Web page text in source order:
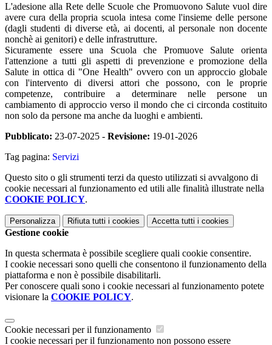
L'adesione alla Rete delle Scuole che Promuovono Salute vuol dire
avere cura della propria scuola intesa come l'insieme delle persone
(dagli studenti di diverse età, ai docenti, al personale non docente
nonchè ai genitori) e delle infrastrutture.
Sicuramente essere una Scuola che Promuove Salute orienta
l'attenzione a tutti gli aspetti di prevenzione e promozione della
Salute in ottica di "One Health" ovvero con un approccio globale
con l'intervento di diversi attori che possono, con le proprie
competenze, contribuire a determinare nelle persone un
cambiamento di approccio verso il mondo che ci circonda costituito
non solo da persone ma anche da luoghi e ambienti.
Pubblicato: 23-07-2025 - Revisione: 19-01-2026
Tag pagina: Servizi
Questo sito o gli strumenti terzi da questo utilizzati si avvalgono di
cookie necessari al funzionamento ed utili alle finalità illustrate nella
COOKIE POLICY.
Personalizza Rifiuta tutti i cookies Accetta tutti i cookies
Gestione cookie
In questa schermata è possibile scegliere quali cookie consentire.
I cookie necessari sono quelli che consentono il funzionamento della
piattaforma e non è possibile disabilitarli.
Per conoscere quali sono i cookie necessari al funzionamento potete
visionare la COOKIE POLICY.
Cookie necessari per il funzionamento
I cookie necessari per il funzionamento non possono essere